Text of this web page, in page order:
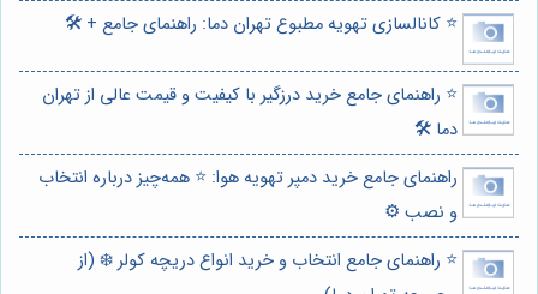
⭐️ کانالسازی تهویه مطبوع تهران دما: راهنمای جامع + 🛠️
⭐️ راهنمای جامع خرید درزگیر با کیفیت و قیمت عالی از تهران
دما 🛠️
راهنمای جامع خرید دمپر تهویه هوا: ⭐️ همه‌چیز درباره انتخاب
و نصب ⚙️
⭐️ راهنمای جامع انتخاب و خرید انواع دریچه کولر ❄️ (از